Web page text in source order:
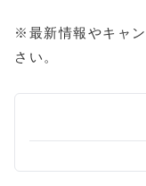
※最新情報やキャ
さい。